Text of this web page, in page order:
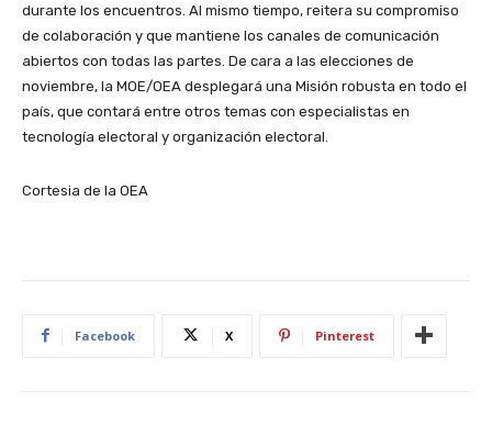
durante los encuentros. Al mismo tiempo, reitera su compromiso
de colaboración y que mantiene los canales de comunicación
abiertos con todas las partes. De cara a las elecciones de
noviembre, la MOE/OEA desplegará una Misión robusta en todo el
país, que contará entre otros temas con especialistas en
tecnología electoral y organización electoral.
Cortesia de la OEA
Facebook X Pinterest